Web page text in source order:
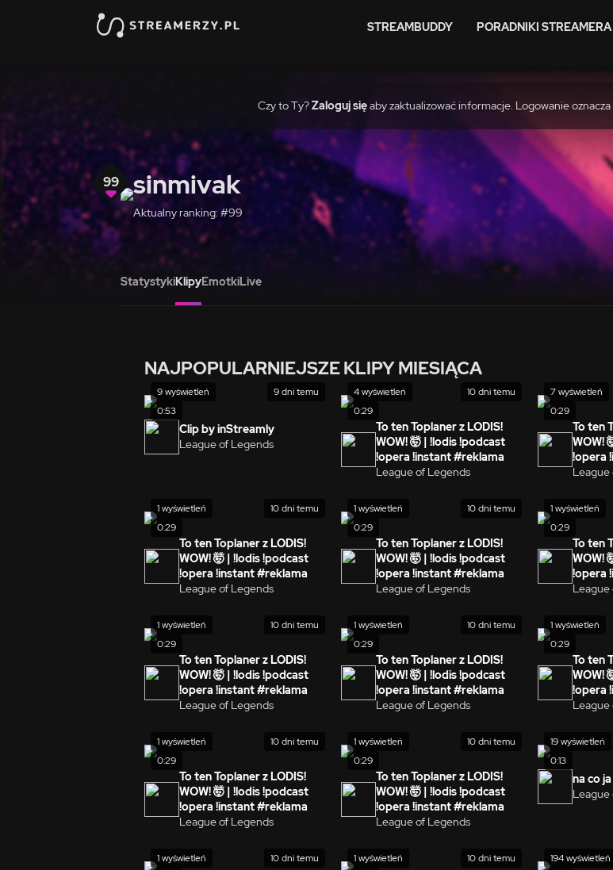
STREAMBUDDY PORADNIKI STREAMERA
Czy to Ty?Zaloguj sięaby zaktualizować informacje. Logowanie
99 sinmivak
Aktualny ranking: #99
StatystykiKlipyEmotkiLive
NAJPOPULARNIEJSZE KLIPY MIESIĄCA
0:53
9 wyświetleń 9 dni temu
Clip by inStreamly
League of Legends
0:29
4 wyświetleń 10 dni temu
To ten Toplaner z LODIS!
WOW! 🤯 | !lodis !podcast
!opera !instant #reklama
League of Legends
0:29
7 wyświetleń
To ten
WOW!
!opera
League
0:29
1 wyświetleń 10 dni temu
To ten Toplaner z LODIS!
WOW! 🤯 | !lodis !podcast
!opera !instant #reklama
League of Legends
0:29
1 wyświetleń 10 dni temu
To ten Toplaner z LODIS!
WOW! 🤯 | !lodis !podcast
!opera !instant #reklama
League of Legends
0:29
1 wyświetleń
To ten
WOW!
!opera
League
0:29
1 wyświetleń 10 dni temu
To ten Toplaner z LODIS!
WOW! 🤯 | !lodis !podcast
!opera !instant #reklama
League of Legends
0:29
1 wyświetleń 10 dni temu
To ten Toplaner z LODIS!
WOW! 🤯 | !lodis !podcast
!opera !instant #reklama
League of Legends
0:29
1 wyświetleń
To ten
WOW!
!opera
League
0:29
1 wyświetleń 10 dni temu
To ten Toplaner z LODIS!
WOW! 🤯 | !lodis !podcast
!opera !instant #reklama
League of Legends
0:29
1 wyświetleń 10 dni temu
To ten Toplaner z LODIS!
WOW! 🤯 | !lodis !podcast
!opera !instant #reklama
League of Legends
0:13
19 wyświetleń
na co
League
1 wyświetleń 10 dni temu 1 wyświetleń 10 dni temu 194 wyświetleń